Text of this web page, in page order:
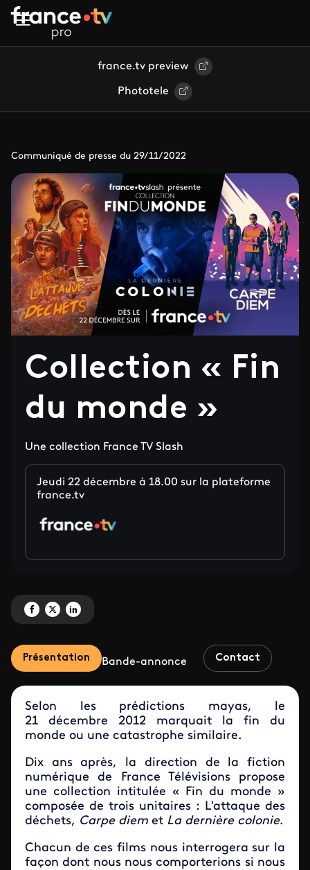
Aller au contenu principal
france.tv preview
Phototele
Communiqué de presse du 29/11/2022
Collection « Fin
du monde »
Une collection France TV Slash
Jeudi 22 décembre à 18.00 sur la plateforme
france.tv
Partagez 'Collection « Fin du monde » ' sur Facebook
Partagez 'Collection « Fin du monde » ' sur X
Partagez 'Collection « Fin du monde » ' sur LinkedIn
Présentation Bande-annonce Contact
Selon les prédictions mayas, le
21 décembre 2012 marquait la fin du
monde ou une catastrophe similaire.
Dix ans après, la direction de la fiction
numérique de France Télévisions propose
une collection intitulée « Fin du monde »
composée de trois unitaires : L'attaque des
déchets, Carpe diem et La dernière colonie.
Chacun de ces films nous interrogera sur la
façon dont nous nous comporterions si nous